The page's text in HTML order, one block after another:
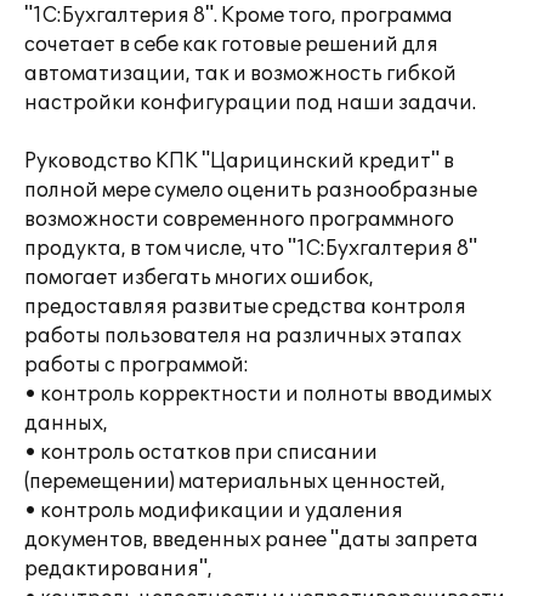
"1С:Бухгалтерия 8". Кроме того, программа
сочетает в себе как готовые решений для
автоматизации, так и возможность гибкой
настройки конфигурации под наши задачи.
Руководство КПК "Царицинский кредит" в
полной мере сумело оценить разнообразные
возможности современного программного
продукта, в том числе, что "1С:Бухгалтерия 8"
помогает избегать многих ошибок,
предоставляя развитые средства контроля
работы пользователя на различных этапах
работы с программой:
• контроль корректности и полноты вводимых
данных,
• контроль остатков при списании
(перемещении) материальных ценностей,
• контроль модификации и удаления
документов, введенных ранее "даты запрета
редактирования",